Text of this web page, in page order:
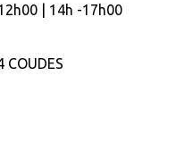
| 14h -17h00